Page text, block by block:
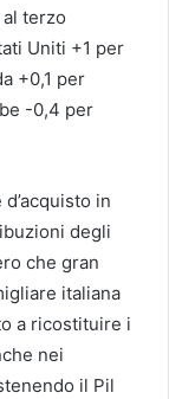
terzo
Uniti +1 per
+0,1 per
-0,4 per
in
degli
che gran
italiana
a ricostituire i
nei
il Pil